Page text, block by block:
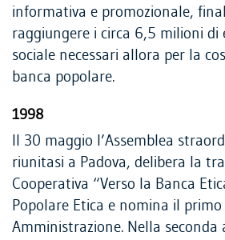
informativa e promozionale,
raggiungere i circa 6,5 milioni di
sociale necessari allora per la
banca popolare.
1998
Il 30 maggio l’Assemblea
riunitasi a Padova, delibera la
Cooperativa “Verso la Banca
Popolare Etica e nomina il primo
Amministrazione. Nella seconda